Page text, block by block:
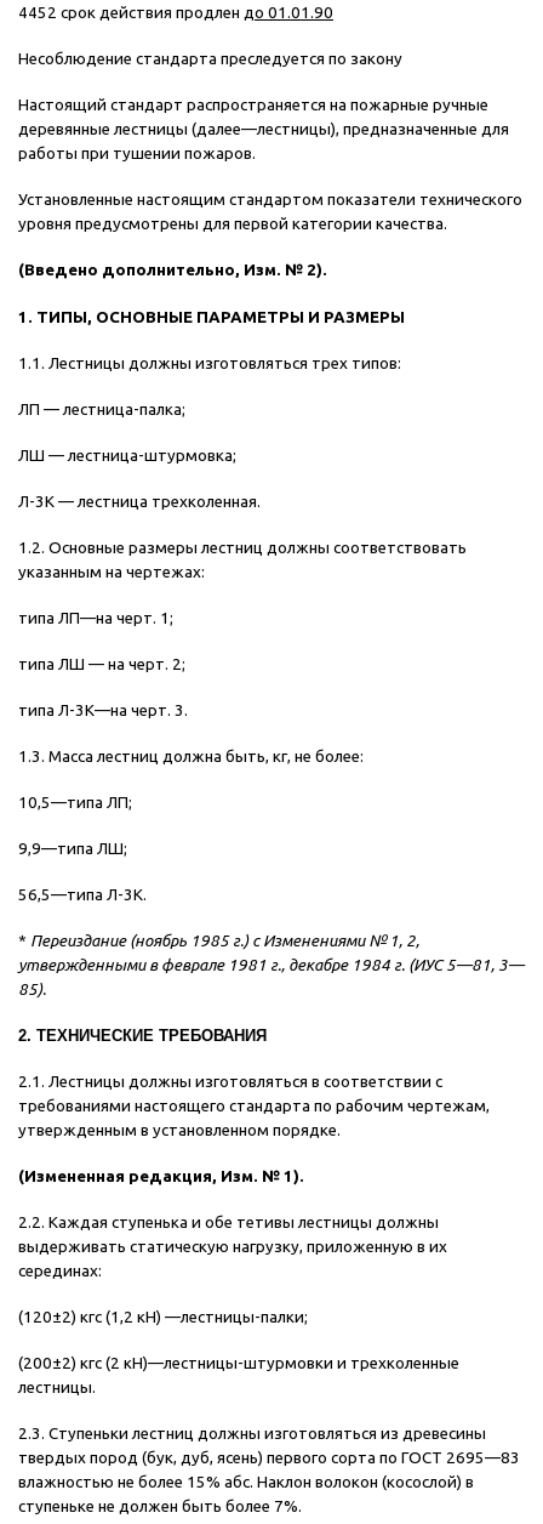
4452 срок действия продлен до 01.01.90
Несоблюдение стандарта преследуется по закону
Настоящий стандарт распространяется на пожарные ручные
деревянные лестницы (далее—лестницы), предназначенные для
работы при тушении пожаров.
Установленные настоящим стандартом показатели технического
уровня предусмотрены для первой категории качества.
(Введено дополнительно, Изм. № 2).
1. ТИПЫ, ОСНОВНЫЕ ПАРАМЕТРЫ И РАЗМЕРЫ
1.1. Лестницы должны изготовляться трех типов:
ЛП — лестница-палка;
ЛШ — лестница-штурмовка;
Л-3К — лестница трехколенная.
1.2. Основные размеры лестниц должны соответствовать
указанным на чертежах:
типа ЛП—на черт. 1;
типа ЛШ — на черт. 2;
типа Л-3К—на черт. 3.
1.3. Масса лестниц должна быть, кг, не более:
10,5—типа ЛП;
9,9—типа ЛШ;
56,5—типа Л-3К.
* Переиздание (ноябрь 1985 г.) с Изменениями № 1, 2,
утвержденными в феврале 1981 г., декабре 1984 г. (ИУС 5—81, 3—
85).
2. ТЕХНИЧЕСКИЕ ТРЕБОВАНИЯ
2.1. Лестницы должны изготовляться в соответствии с
требованиями настоящего стандарта по рабочим чертежам,
утвержденным в установленном порядке.
(Измененная редакция, Изм. № 1).
2.2. Каждая ступенька и обе тетивы лестницы должны
выдерживать статическую нагрузку, приложенную в их
серединах:
(120±2) кгс (1,2 кН) —лестницы-палки;
(200±2) кгс (2 кН)—лестницы-штурмовки и трехколенные
лестницы.
2.3. Ступеньки лестниц должны изготовляться из древесины
твердых пород (бук, дуб, ясень) первого сорта по ГОСТ 2695—83
влажностью не более 15% абс. Наклон волокон (косослой) в
ступеньке не должен быть более 7%.